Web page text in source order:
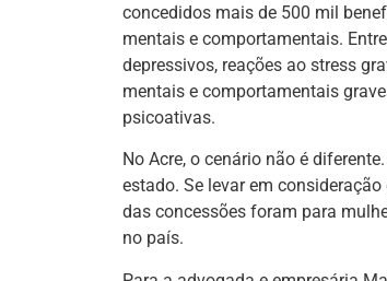
concedidos mais de 500 mil
mentais e comportamentais.
depressivos, reações ao stress
mentais e comportamentais
psicoativas.
No Acre, o cenário não é
estado. Se levar em
das concessões foram para
no país.